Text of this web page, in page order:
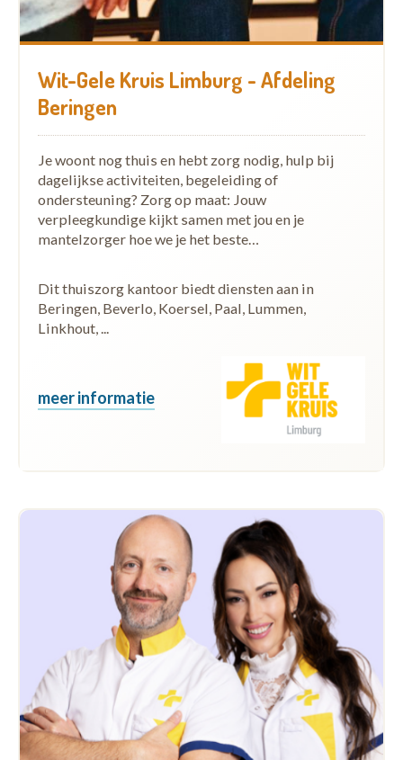
Wit-Gele Kruis Limburg - Afdeling
Beringen
Je woont nog thuis en hebt zorg nodig, hulp bij
dagelijkse activiteiten, begeleiding of
ondersteuning? Zorg op maat: Jouw
verpleegkundige kijkt samen met jou en je
mantelzorger hoe we je het beste…
Dit thuiszorg kantoor biedt diensten aan in
Beringen, Beverlo, Koersel, Paal, Lummen,
Linkhout, ...
meer informatie